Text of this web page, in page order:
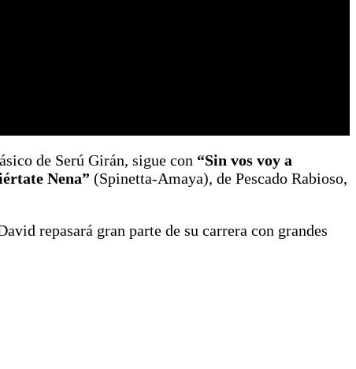
de Serú Girán, sigue con “Sin vos voy a
Nena” (Spinetta-Amaya), de Pescado Rabioso,
repasará gran parte de su carrera con grandes